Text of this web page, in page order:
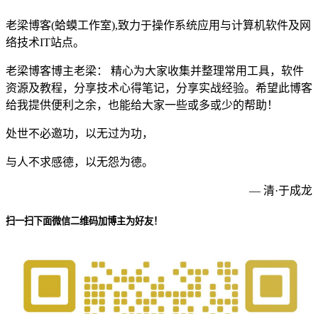
老梁博客(蛤蟆工作室),致力于操作系统应用与计算机软件及网
络技术IT站点。
老梁博客博主老梁： 精心为大家收集并整理常用工具，软件
资源及教程，分享技术心得笔记，分享实战经验。希望此博客
给我提供便利之余，也能给大家一些或多或少的帮助！
处世不必邀功，以无过为功，
与人不求感德，以无怨为德。
— 清·于成龙
扫一扫下面微信二维码加博主为好友！